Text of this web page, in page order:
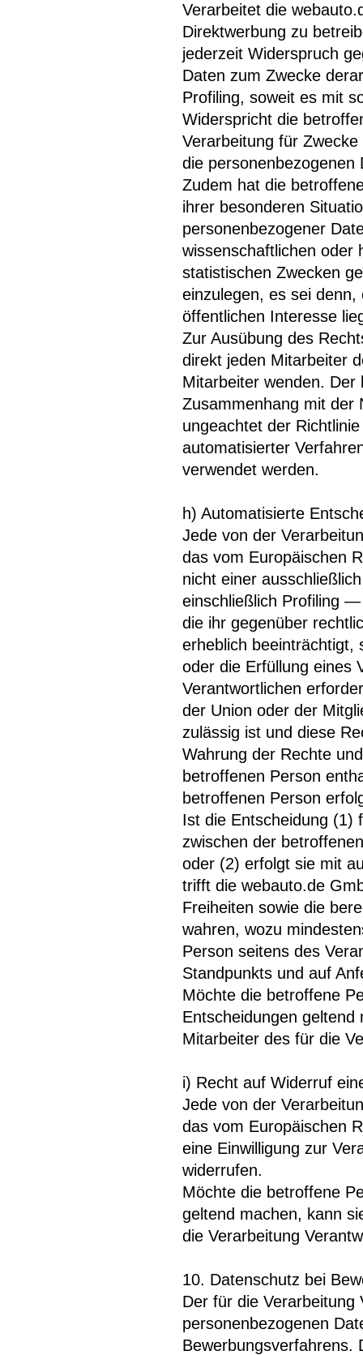
Verarbeitet die
Direktwerbung zu
jederzeit Widerspruch
Daten zum Zwecke
Profiling, soweit es mit
Widerspricht die
Verarbeitung für
die
Zudem hat die
ihrer besonderen
personenbezogener
wissenschaftlichen oder
statistischen Zwecken
einzulegen, es sei
öffentlichen Interesse
Zur Ausübung des
direkt jeden Mitarbeiter
Mitarbeiter wenden.
Zusammenhang mit der
ungeachtet der
automatisierter
verwendet werden.
h) Automatisierte
Jede von der
das vom Europäischen
nicht einer
einschließlich Profiling
die ihr gegenüber
erheblich beeinträchtigt,
oder die Erfüllung eines
Verantwortlichen
der Union oder der
zulässig ist und diese
Wahrung der Rechte
betroffenen Person
betroffenen Person
Ist die Entscheidung (1)
zwischen der
oder (2) erfolgt sie mit
trifft die webauto.de
Freiheiten sowie die
wahren, wozu
Person seitens des
Standpunkts und auf
Möchte die betroffene
Entscheidungen
Mitarbeiter des für die
i) Recht auf Widerruf
Jede von der
das vom Europäischen
eine Einwilligung zur
widerrufen.
Möchte die betroffene
geltend machen, kann
die Verarbeitung
10. Datenschutz bei
Der für die Verarbeitung
personenbezogenen
Bewerbungsverfahrens.